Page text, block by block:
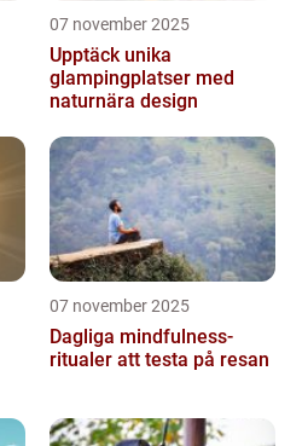
07 november 2025
Upptäck unika
glampingplatser med
naturnära design
07 november 2025
Dagliga mindfulness-
ritualer att testa på resan